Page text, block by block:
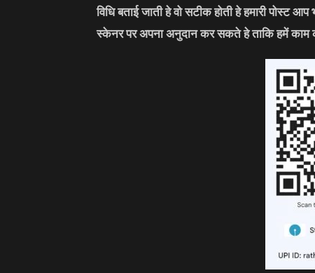
विधि बताई जाती हे वो सटीक होती हे हमारी पोस्ट
स्केनर पर अपना अनुदान कर सकते हे ताकि हमें